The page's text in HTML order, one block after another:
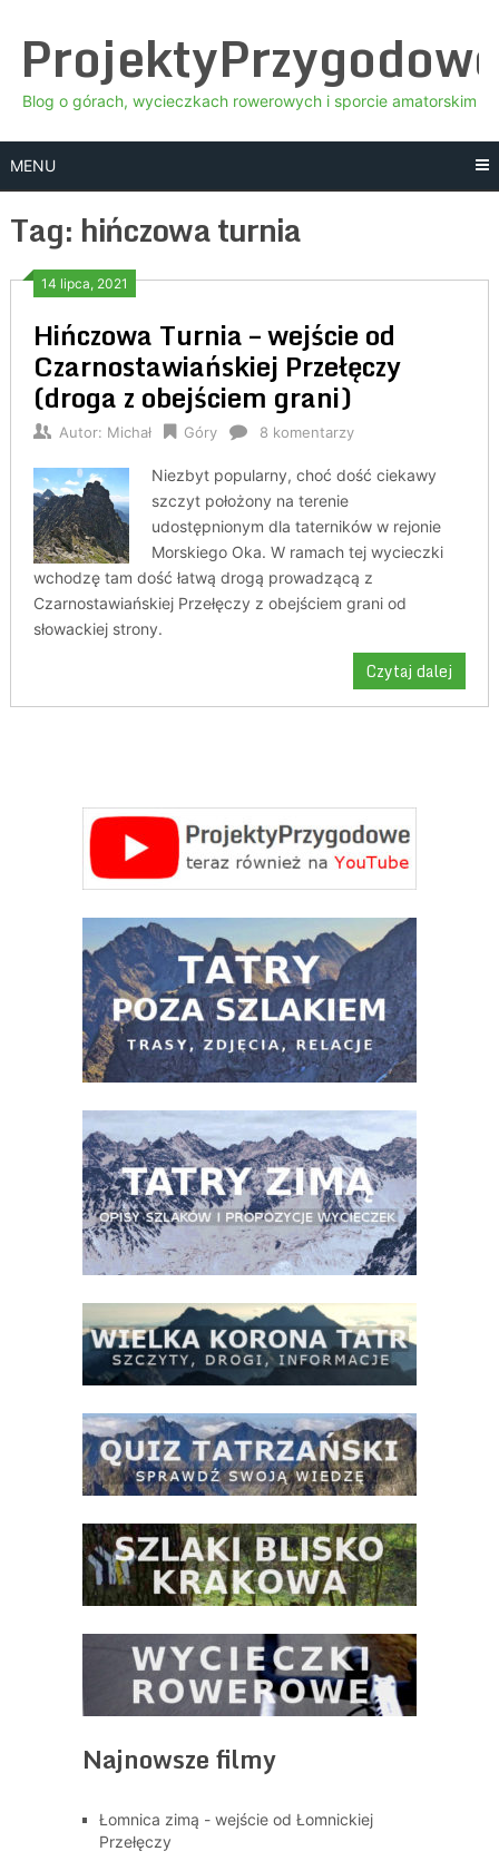
content
Blog o górach, wycieczkach rowerowych i sporcie amatorskim
MENU
Tag: hińczowa turnia
14 lipca, 2021
Hińczowa Turnia – wejście od
Czarnostawiańskiej Przełęczy
(droga z obejściem grani)
Autor: Michał Góry 8 komentarzy
Niezbyt popularny, choć dość ciekawy
szczyt położony na terenie
udostępnionym dla taterników w rejonie
Morskiego Oka. W ramach tej wycieczki
wchodzę tam dość łatwą drogą prowadzącą z
Czarnostawiańskiej Przełęczy z obejściem grani od
słowackiej strony.
Czytaj dalej
Najnowsze filmy
Łomnica zimą - wejście od Łomnickiej
Przełęczy